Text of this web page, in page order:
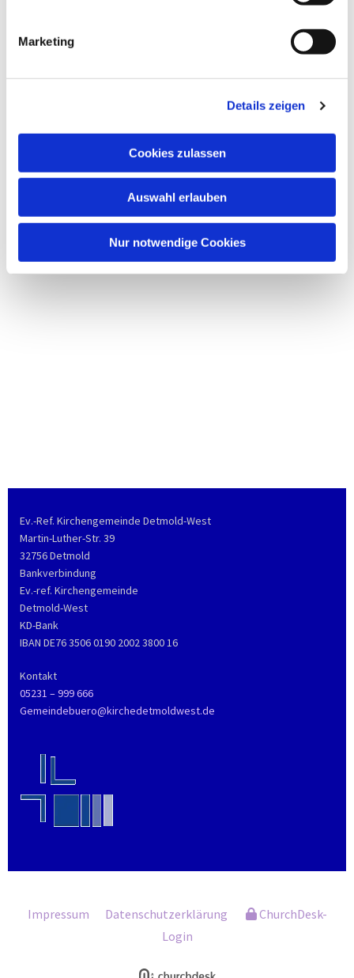
Marketing
Details zeigen
Cookies zulassen
Auswahl erlauben
Nur notwendige Cookies
Dies könnte Sie auch
Ev.-Ref. Kirchengemeinde Detmold-West
Martin-Luther-Str. 39
32756 Detmold
Bankverbindung
Ev.-ref. Kirchengemeinde
Detmold-West
KD-Bank
IBAN DE76 3506 0190 2002 3800 16
Kontakt
05231 – 999 666
Gemeindebuero@kirchedetmoldwest.de
Impressum Datenschutzerklärung
ChurchDesk-
Login